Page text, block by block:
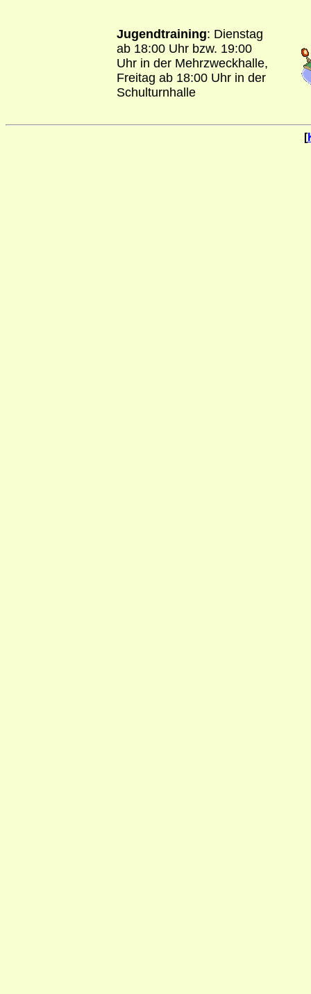
Jugendtraining: Dienstag
ab 18:00 Uhr bzw. 19:00
Uhr in der Mehrzweckhalle,
Freitag ab 18:00 Uhr in der
Schulturnhalle
[